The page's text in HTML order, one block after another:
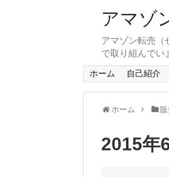
アマゾ
アマゾン転売（
で取り組んでい
ホーム 自己紹介
ホーム
2015年